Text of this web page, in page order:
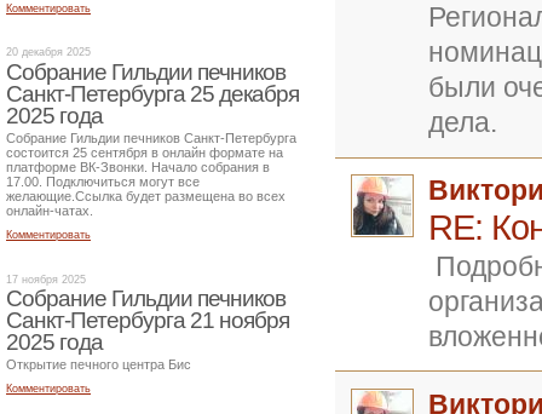
были
дела.
RE:
Комментировать
20 декабря 2025
Собрание Гильдии печников
Санкт-Петербурга 25 декабря
2025 года
Собрание Гильдии печников Санкт-Петербурга
состоится 25 сентября в онлайн формате на
платформе ВК-Звонки. Начало собрания в
17.00. Подключиться могут все
желающие.Ссылка будет размещена во всех
онлайн-чатах.
Комментировать
17 ноября 2025
Собрание Гильдии печников
Санкт-Петербурга 21 ноября
2025 года
Открытие печного центра Бис
Комментировать